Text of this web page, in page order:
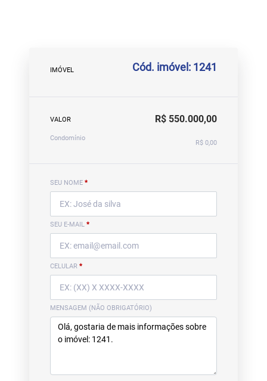
IMÓVEL Cód. imóvel: 1241
VALOR R$ 550.000,00
Condomínio
R$ 0,00
SEU NOME *
SEU E-MAIL *
CELULAR *
MENSAGEM (NÃO OBRIGATÓRIO)